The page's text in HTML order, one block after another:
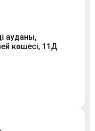
ауданы,
көшесі, 11Д